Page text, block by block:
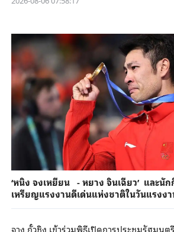
‘หนิง จงเหยียน - หยาง จินเฉียว’ และนั
เหรียญแรงงานดีเด่นแห่งชาติในวันแรงง
จาง กั๋วชิง เข้าร่วมพิธีเปิดการประชุมรัฐม